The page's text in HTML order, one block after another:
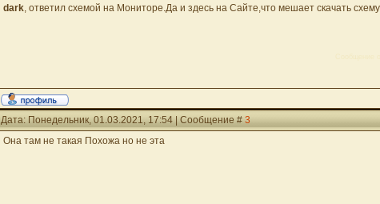
dark, ответил схемой на Мониторе.Да и здесь на Сайте,что мешает скачать
Дата: Понедельник, 01.03.2021, 17:54 | Сообщение #3
Она там не такая Похожа но не эта